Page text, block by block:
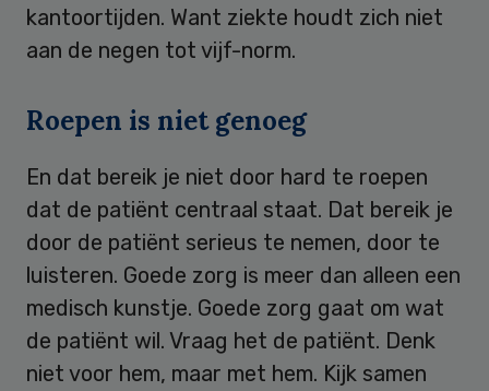
kantoortijden. Want ziekte houdt zich niet
aan de negen tot vijf-norm.
Roepen is niet genoeg
En dat bereik je niet door hard te roepen
dat de patiënt centraal staat. Dat bereik je
door de patiënt serieus te nemen, door te
luisteren. Goede zorg is meer dan alleen een
medisch kunstje. Goede zorg gaat om wat
de patiënt wil. Vraag het de patiënt. Denk
niet voor hem, maar met hem. Kijk samen